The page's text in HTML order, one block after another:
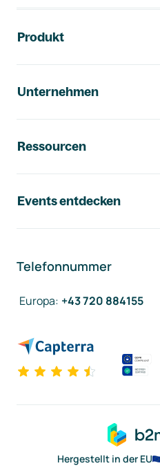
Produkt
Unternehmen
Ressourcen
Events entdecken
Telefonnummer
Europa: +43 720 884155
Hergestellt in der EU